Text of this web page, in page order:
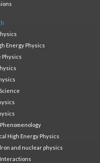
Energy Physics
High Energy Physics
and nuclear physics